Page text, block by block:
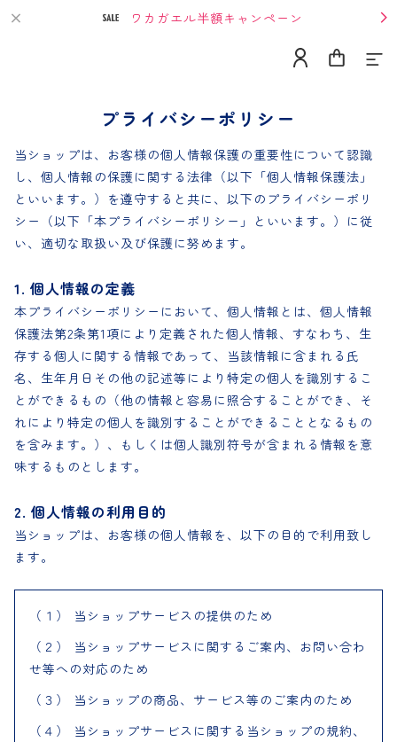
ワカガエル半額キャンペーン
Home
About
Contact
Category
単発購入
定期便
おすすめ
プライバシーポリシー
当ショップは、お客様の個人情報保護の重要性について認識
し、個人情報の保護に関する法律（以下「個人情報保護法」
といいます。）を遵守すると共に、以下のプライバシーポリ
シー（以下「本プライバシーポリシー」といいます。）に従
い、適切な取扱い及び保護に努めます。
1. 個人情報の定義
本プライバシーポリシーにおいて、個人情報とは、個人情報
保護法第2条第1項により定義された個人情報、すなわち、生
存する個人に関する情報であって、当該情報に含まれる氏
名、生年月日その他の記述等により特定の個人を識別するこ
とができるもの（他の情報と容易に照合することができ、そ
れにより特定の個人を識別することができることとなるもの
を含みます。）、もしくは個人識別符号が含まれる情報を意
味するものとします。
2. 個人情報の利用目的
当ショップは、お客様の個人情報を、以下の目的で利用致し
ます。
（１） 当ショップサービスの提供のため
（２） 当ショップサービスに関するご案内、お問い合わ
せ等への対応のため
（３） 当ショップの商品、サービス等のご案内のため
（４） 当ショップサービスに関する当ショップの規約、